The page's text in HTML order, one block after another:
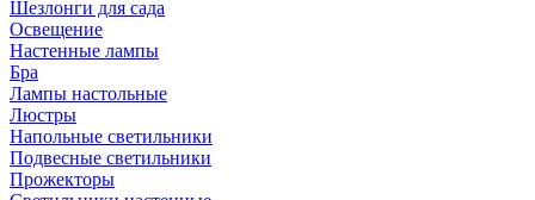
Шезлонги для сада
Освещение
Hастенные лампы
Бра
Лампы настольные
Люстры
Напольные светильники
Подвесные светильники
Прожекторы